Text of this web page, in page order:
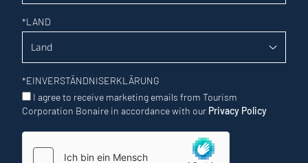
*LAND
*EINVERSTÄNDNISERKLÄRUNG
I agree to receive marketing emails from Tourism
Corporation Bonaire in accordance with our Privacy Policy